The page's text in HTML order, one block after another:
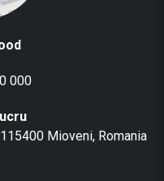
000
Mioveni, Romania